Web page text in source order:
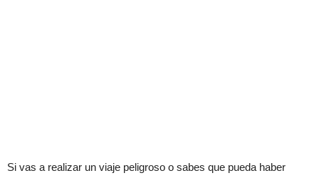
Si vas a realizar un viaje peligroso o sabes que pueda haber